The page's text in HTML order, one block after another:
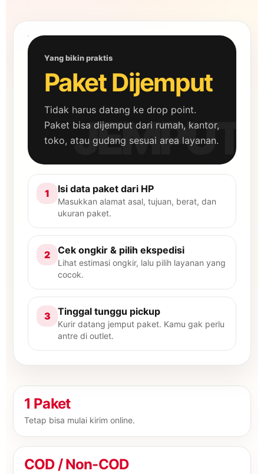
Yang bikin praktis
Paket Dijemput
Tidak harus datang ke drop point.
Paket bisa dijemput dari rumah, kantor,
toko, atau gudang sesuai area layanan.
1 Isi data paket dari HP
Masukkan alamat asal, tujuan, berat, dan
ukuran paket.
2 Cek ongkir & pilih ekspedisi
Lihat estimasi ongkir, lalu pilih layanan yang
cocok.
3 Tinggal tunggu pickup
Kurir datang jemput paket. Kamu gak perlu
antre di outlet.
1 Paket
Tetap bisa mulai kirim online.
COD / Non-COD